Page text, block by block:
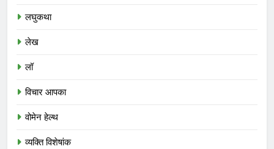
लघुकथा
लेख
लॉ
विचार आपका
वोमेन हेल्थ
व्यक्ति विशेषांक